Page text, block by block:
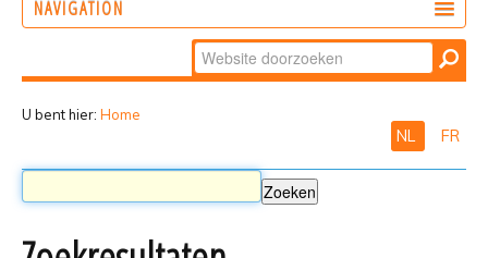
NAVIGATION
Zoek
Geavanceerd
U bent hier: Home
NL FR